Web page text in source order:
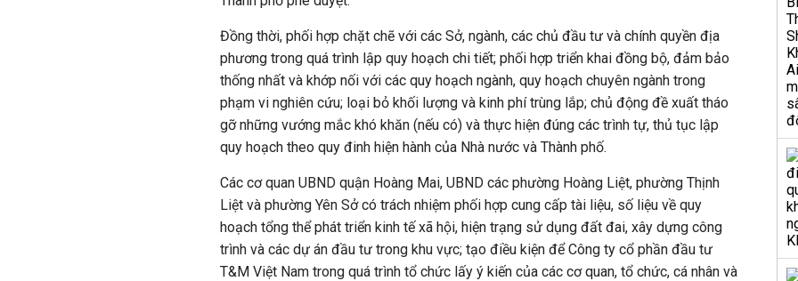
Đồng thời, phối hợp chặt chẽ với các Sở, ngành, các chủ đầu tư và chính quyền địa
phương trong quá trình lập quy hoạch chi tiết; phối hợp triển khai đồng bộ, đảm bảo
thống nhất và khớp nối với các quy hoạch ngành, quy hoạch chuyên ngành trong
phạm vi nghiên cứu; loại bỏ khối lượng và kinh phí trùng lắp; chủ động đề xuất tháo
gỡ những vướng mắc khó khăn (nếu có) và thực hiện đúng các trình tự, thủ tục lập
quy hoạch theo quy đinh hiện hành của Nhà nước và Thành phố.
Các cơ quan UBND quận Hoàng Mai, UBND các phường Hoàng Liệt, phường Thịnh
Liệt và phường Yên Sở có trách nhiệm phối hợp cung cấp tài liệu, số liệu về quy
hoạch tổng thể phát triển kinh tế xã hội, hiện trạng sử dụng đất đai, xây dựng công
trình và các dự án đầu tư trong khu vực; tạo điều kiện để Công ty cổ phần đầu tư
T&M Việt Nam trong quá trình tổ chức lấy ý kiến của các cơ quan, tổ chức, cá nhân và